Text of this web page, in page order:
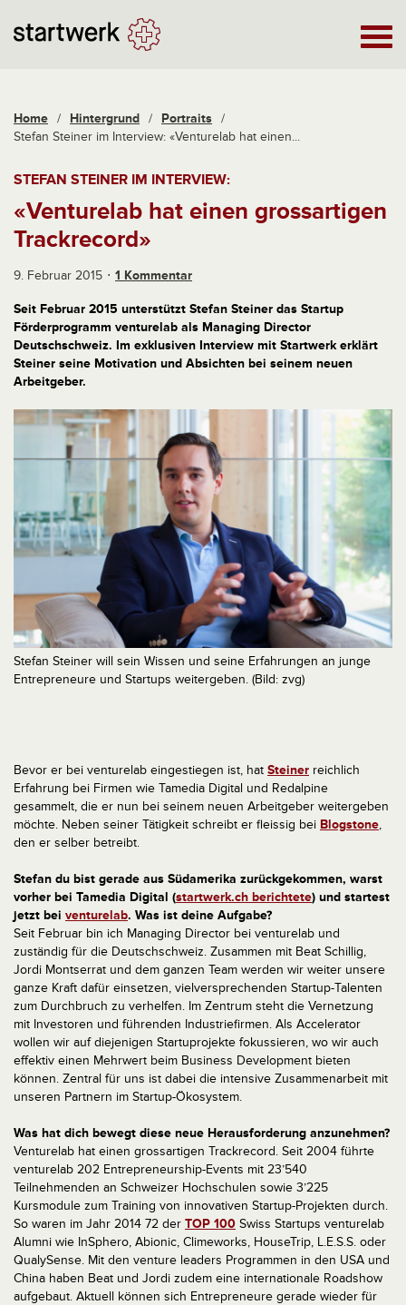
Home / Hintergrund / Portraits /
Stefan Steiner im Interview: «Venturelab hat einen...
STEFAN STEINER IM INTERVIEW:
«Venturelab hat einen grossartigen
Trackrecord»
9. Februar 2015 1 Kommentar
Seit Februar 2015 unterstützt Stefan Steiner das Startup
Förderprogramm venturelab als Managing Director
Deutschschweiz. Im exklusiven Interview mit Startwerk erklärt
Steiner seine Motivation und Absichten bei seinem neuen
Arbeitgeber.
Stefan Steiner will sein Wissen und seine Erfahrungen an junge
Entrepreneure und Startups weitergeben. (Bild: zvg)
Bevor er bei venturelab eingestiegen ist, hat Steiner reichlich
Erfahrung bei Firmen wie Tamedia Digital und Redalpine
gesammelt, die er nun bei seinem neuen Arbeitgeber weitergeben
möchte. Neben seiner Tätigkeit schreibt er fleissig bei Blogstone,
den er selber betreibt.
Stefan du bist gerade aus Südamerika zurückgekommen, warst
vorher bei Tamedia Digital (startwerk.ch berichtete) und startest
jetzt bei venturelab. Was ist deine Aufgabe?
Seit Februar bin ich Managing Director bei venturelab und
zuständig für die Deutschschweiz. Zusammen mit Beat Schillig,
Jordi Montserrat und dem ganzen Team werden wir weiter unsere
ganze Kraft dafür einsetzen, vielversprechenden Startup-Talenten
zum Durchbruch zu verhelfen. Im Zentrum steht die Vernetzung
mit Investoren und führenden Industriefirmen. Als Accelerator
wollen wir auf diejenigen Startuprojekte fokussieren, wo wir auch
effektiv einen Mehrwert beim Business Development bieten
können. Zentral für uns ist dabei die intensive Zusammenarbeit mit
unseren Partnern im Startup-Ökosystem.
Was hat dich bewegt diese neue Herausforderung anzunehmen?
Venturelab hat einen grossartigen Trackrecord. Seit 2004 führte
venturelab 202 Entrepreneurship-Events mit 23’540
Teilnehmenden an Schweizer Hochschulen sowie 3’225
Kursmodule zum Training von innovativen Startup-Projekten durch.
So waren im Jahr 2014 72 der TOP 100 Swiss Startups venturelab
Alumni wie InSphero, Abionic, Climeworks, HouseTrip, L.E.S.S. oder
QualySense. Mit den venture leaders Programmen in den USA und
China haben Beat und Jordi zudem eine internationale Roadshow
aufgebaut. Aktuell können sich Entrepreneure gerade wieder für